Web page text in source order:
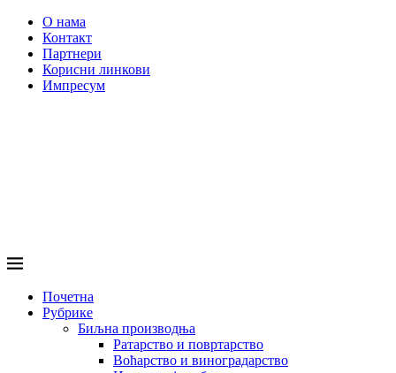
О нама
Контакт
Партнери
Корисни линкови
Импресум
Почетна
Рубрике
Биљна производња
Ратарство и повртарство
Воћарство и виноградарство